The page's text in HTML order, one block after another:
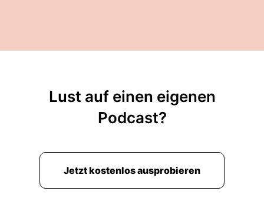
Lust auf einen eigenen
Podcast?
Jetzt kostenlos ausprobieren